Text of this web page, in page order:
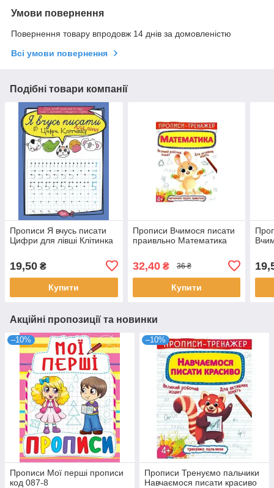
Умови повернення
Повернення товару впродовж 14 днів за домовленістю
Всі умови повернення
Подібні товари компанії
Прописи Я вчусь писати
Цифри для лівші Клітинка
19,50 ₴
Купити
Прописи Вчимося писати
праивльно Математика
32,40₴ 36 ₴
Купити
Акційні пропозиції та новинки
–10%
Прописи Мої перші прописи
код 087-8
–10%
Прописи Тренуємо пальчики
Навчаємося писати красиво